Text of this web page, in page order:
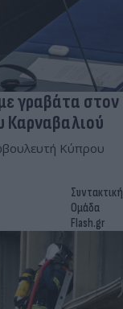
γραβάτα στον
Καρναβαλιού
Κύπρου
Συντακτική
Ομάδα
Flash.gr